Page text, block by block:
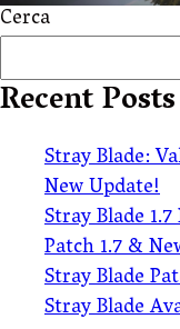
Cerca
Recent Posts
Stray Blade:
New Update!
Stray Blade
Patch 1.7 &
Stray Blade
Stray Blade